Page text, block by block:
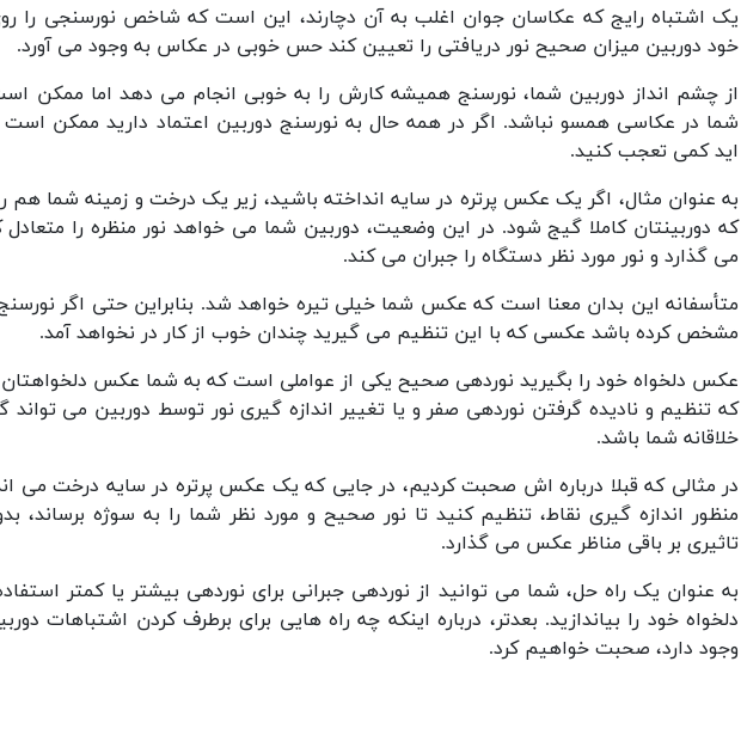
یک اشتباه رایج که عکاسان جوان اغلب به آن دچارند، این است که شاخص نورسنجی را
خود دوربین میزان صحیح نور دریافتی را تعیین کند حس خوبی در عکاس به وجود می آورد.
از چشم انداز دوربین شما، نورسنج همیشه کارش را به خوبی انجام می دهد اما ممکن است
شما در عکاسی همسو نباشد. اگر در همه حال به نورسنج دوربین اعتماد دارید ممکن
اید کمی تعجب کنید.
به عنوان مثال، اگر یک عکس پرتره در سایه انداخته باشید، زیر یک درخت و زمینه شما هم
که دوربینتان کاملا گیج شود. در این وضعیت، دوربین شما می خواهد نور منظره را
می گذارد و نور مورد نظر دستگاه را جبران می کند.
متأسفانه این بدان معنا است که عکس شما خیلی تیره خواهد شد. بنابراین حتی اگر
مشخص کرده باشد عکسی که با این تنظیم می گیرید چندان خوب از کار در نخواهد آمد.
عکس دلخواه خود را بگیرید نوردهی صحیح یکی از عواملی است که به شما عکس
که تنظیم و نادیده گرفتن نوردهی صفر و یا تغییر اندازه گیری نور توسط دوربین می
خلاقانه شما باشد.
در مثالی که قبلا درباره اش صحبت کردیم، در جایی که یک عکس پرتره در سایه درخت می
منظور اندازه گیری نقاط، تنظیم کنید تا نور صحیح و مورد نظر شما را به سوژه برساند،
تاثیری بر باقی مناظر عکس می گذارد.
به عنوان یک راه حل، شما می توانید از نوردهی جبرانی برای نوردهی بیشتر یا کمتر
دلخواه خود را بیاندازید. بعدتر، درباره اینکه چه راه هایی برای برطرف کردن
وجود دارد، صحبت خواهیم کرد.